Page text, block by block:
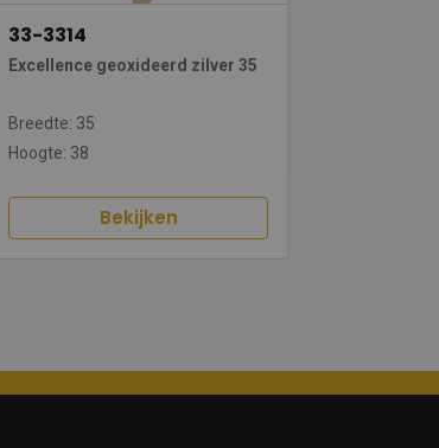
33-3314
Excellence geoxideerd zilver 35
Breedte: 35
Hoogte: 38
Bekijken